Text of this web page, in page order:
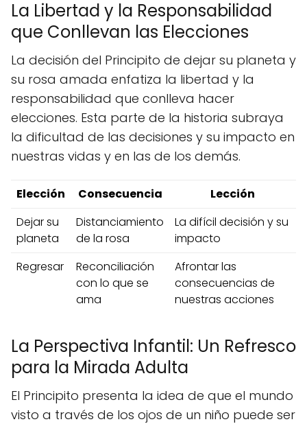
La Libertad y la Responsabilidad
que Conllevan las Elecciones
La decisión del Principito de dejar su planeta y
su rosa amada enfatiza la libertad y la
responsabilidad que conlleva hacer
elecciones. Esta parte de la historia subraya
la dificultad de las decisiones y su impacto en
nuestras vidas y en las de los demás.
Elección Consecuencia
Lección
Dejar su
planeta
Distanciamiento
de la rosa
La difícil decisión y su
impacto
Regresar
Reconciliación
con lo que se
ama
Afrontar las
consecuencias de
nuestras acciones
La Perspectiva Infantil: Un Refresco
para la Mirada Adulta
El Principito presenta la idea de que el mundo
visto a través de los ojos de un niño puede ser